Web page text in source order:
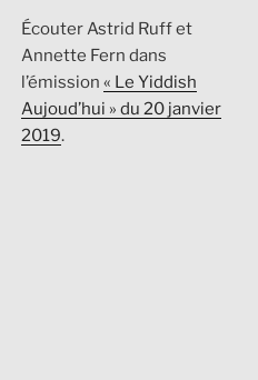
Écouter Astrid Ruff et
Annette Fern dans
l’émission « Le Yiddish
Aujoud’hui » du 20 janvier
2019.